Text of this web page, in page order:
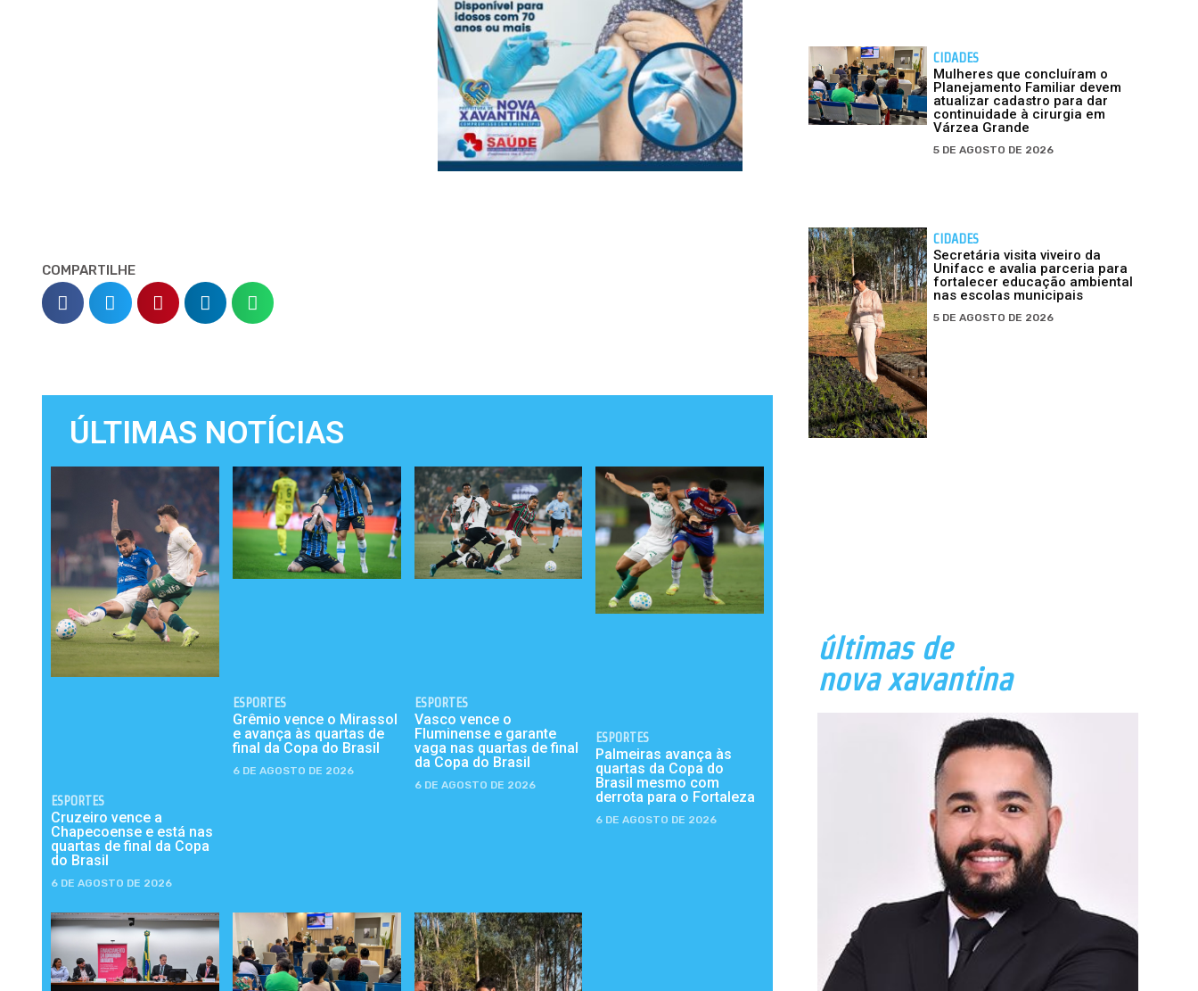
COMPARTILHE
ÚLTIMAS NOTÍCIAS
ESPORTES
Cruzeiro vence a
Chapecoense e está nas
quartas de final da Copa
do Brasil
6 DE AGOSTO DE 2026
ESPORTES
Grêmio vence o Mirassol
e avança às quartas de
final da Copa do Brasil
6 DE AGOSTO DE 2026
ESPORTES
Vasco vence o
Fluminense e garante
vaga nas quartas de final
da Copa do Brasil
6 DE AGOSTO DE 2026
ESPORTES
Palmeiras avança às
quartas da Copa do
Brasil mesmo com
derrota para o Fortaleza
6 DE AGOSTO DE 2026
CIDADES
Mulheres que concluíram o
Planejamento Familiar devem
atualizar cadastro para dar
continuidade à cirurgia em
Várzea Grande
5 DE AGOSTO DE 2026
CIDADES
Secretária visita viveiro da
Unifacc e avalia parceria para
fortalecer educação ambiental
nas escolas municipais
5 DE AGOSTO DE 2026
últimas de
nova xavantina